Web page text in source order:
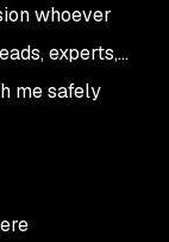
whoever
experts,...
me safely